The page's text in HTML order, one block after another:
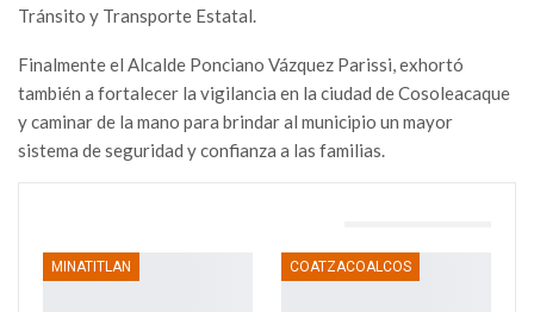
Tránsito y Transporte Estatal.
Finalmente el Alcalde Ponciano Vázquez Parissi, exhortó
también a fortalecer la vigilancia en la ciudad de Cosoleacaque
y caminar de la mano para brindar al municipio un mayor
sistema de seguridad y confianza a las familias.
MINATITLAN COATZACOALCOS